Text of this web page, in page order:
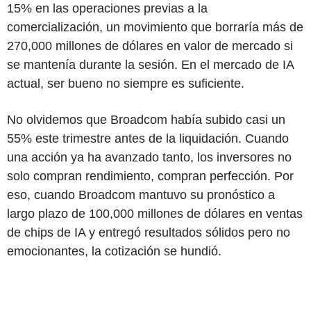
15% en las operaciones previas a la
comercialización, un movimiento que borraría más de
270,000 millones de dólares en valor de mercado si
se mantenía durante la sesión. En el mercado de IA
actual, ser bueno no siempre es suficiente.
No olvidemos que Broadcom había subido casi un
55% este trimestre antes de la liquidación. Cuando
una acción ya ha avanzado tanto, los inversores no
solo compran rendimiento, compran perfección. Por
eso, cuando Broadcom mantuvo su pronóstico a
largo plazo de 100,000 millones de dólares en ventas
de chips de IA y entregó resultados sólidos pero no
emocionantes, la cotización se hundió.